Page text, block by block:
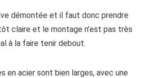
démontée et il faut donc prendre
claire et le montage n’est pas très
à la faire tenir debout.
en acier sont bien larges, avec une